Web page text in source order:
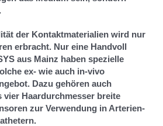
der Kontaktmaterialien wird nur
erbracht. Nur eine Handvoll
aus Mainz haben spezielle
ex- wie auch in-vivo
Dazu gehören auch
Haardurchmesser breite
zur Verwendung in Arterien-